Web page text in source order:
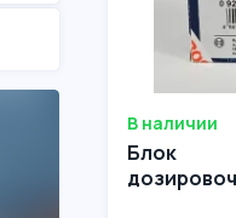
В наличии
Блок